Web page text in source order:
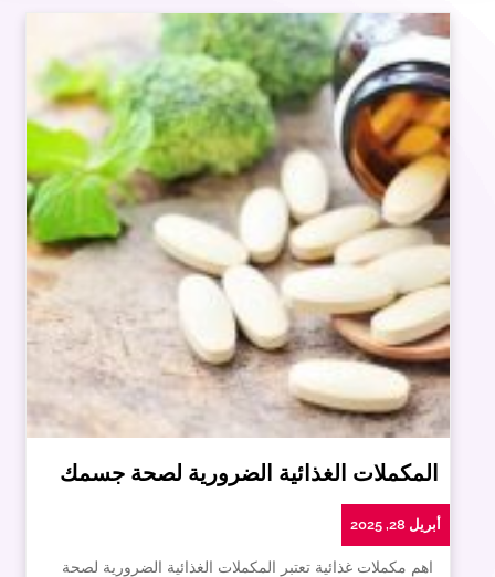
المكملات الغذائية الضرورية لصحة جسمك
أبريل 28, 2025
اهم مكملات غذائية تعتبر المكملات الغذائية الضرورية لصحة